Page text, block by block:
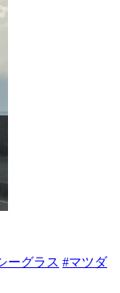
ーグラス #マツダ